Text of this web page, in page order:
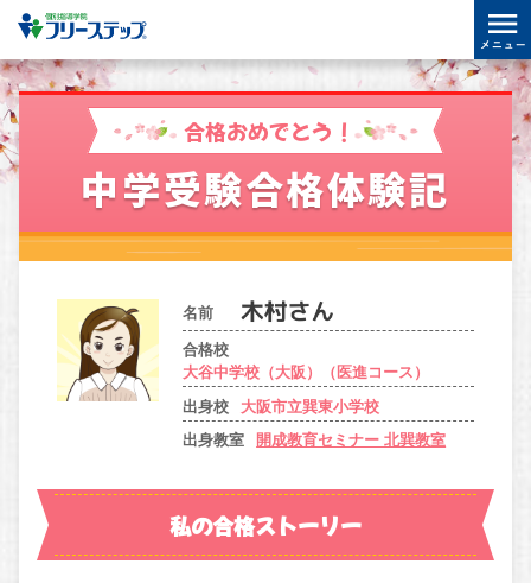
合格おめでとう！
中学受験合格体験記
名前
合格校
大谷中学校（大阪）（医進コース）
出身校
大阪市立巽東小学校
出身教室
開成教育セミナー 北巽教室
私の合格ストーリー